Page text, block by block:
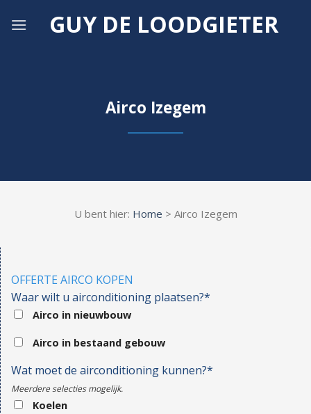
GUY DE LOODGIETER
Airco Izegem
U bent hier: Home > Airco Izegem
OFFERTE AIRCO KOPEN
Waar wilt u airconditioning plaatsen?*
Airco in nieuwbouw
Airco in bestaand gebouw
Wat moet de airconditioning kunnen?*
Meerdere selecties mogelijk.
Koelen